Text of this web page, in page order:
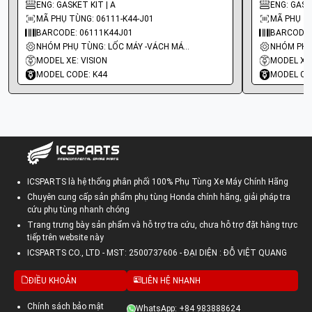
ENG: GASKET KIT | A
MÃ PHỤ TÙNG: 06111-K44-J01
BARCODE: 06111K44J01
NHÓM PHỤ TÙNG: LỐC MÁY -VÁCH MÁY - GIOĂNG MÁY
MODEL XE: VISION
MODEL CODE: K44
ENG:
MÃ PHỤ
MODEL
MODEL
ICSPARTS là hệ thống phân phối 100% Phụ Tùng Xe Máy Chính Hãng
Chuyên cung cấp sản phẩm phụ tùng Honda chính hãng, giải pháp tra
cứu phụ tùng nhanh chóng
Trang trưng bày sản phẩm và hỗ trợ tra cứu, chưa hỗ trợ đặt hàng trực
tiếp trên website này
ICSPARTS CO., LTD - MST: 2500737606 - ĐẠI DIỆN : ĐỖ VIỆT QUANG
ĐIỀU KHOẢN
Chính sách bảo mật
LIÊN HỆ NHANH
WhatsApp: +84 983888624